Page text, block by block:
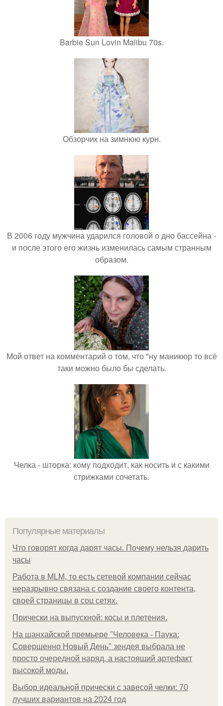
Barbie Sun Lovin Malibu 70s.
Обзорчик на зимнюю курн.
В 2006 году мужчина ударился головой о дно бассейна -
и после этого его жизнь изменилась самым странным
образом.
Мой ответ на комментарий о том, что "ну маникюр то всё
таки можно было бы сделать.
Челка - шторка: кому подходит, как носить и с какими
стрижками сочетать.
Популярные материалы
Что говорят когда дарят часы. Почему нельзя дарить
часы
Работа в MLM, то есть сетевой компании сейчас
неразрывно связана с создание своего контента,
своей страницы в соц сетях.
Прически на выпускной: косы и плетения.
На шанхайской премьере "Человека - Паука:
Совершенно Новый День" зендея выбрала не
просто очередной наряд, а настоящий артефакт
высокой моды.
Выбор идеальной прически с завесой челки: 70
лучших вариантов на 2024 год